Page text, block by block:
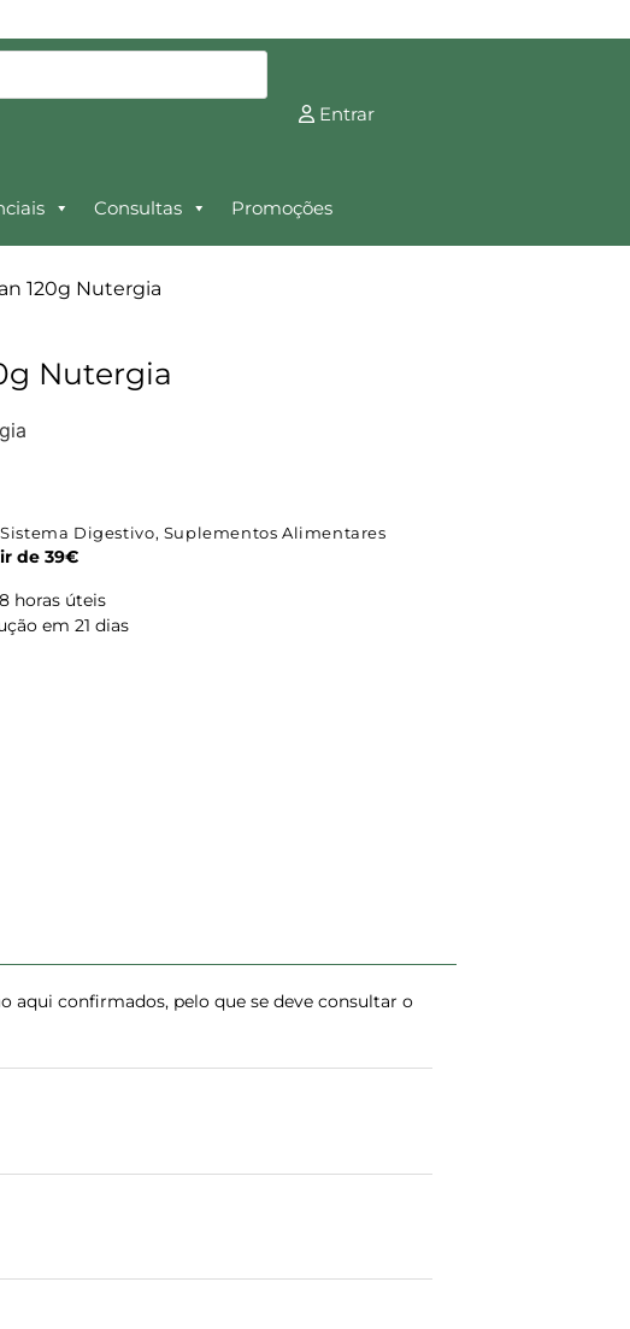
Entrar
Consultas Promoções
120g Nutergia
Nutergia
Sistema Digestivo, Suplementos Alimentares
de 39€
horas úteis
em 21 dias
aqui confirmados, pelo que se deve consultar o